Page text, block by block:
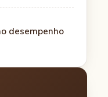
desempenho